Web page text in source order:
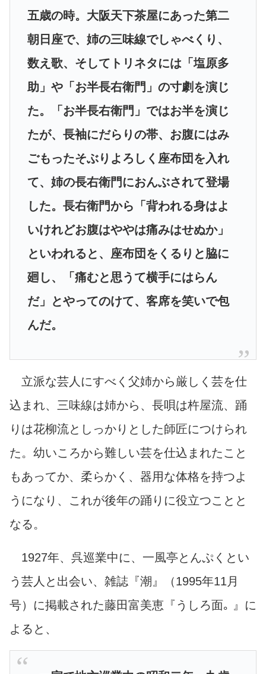
五歳の時。大阪天下茶屋にあった第二
朝日座で、姉の三味線でしゃべくり、
数え歌、そしてトリネタには「塩原多
助」や「お半長右衛門」の寸劇を演じ
た。「お半長右衛門」ではお半を演じ
たが、長袖にだらりの帯、お腹にはみ
ごもったそぶりよろしく座布団を入れ
て、姉の長右衛門におんぶされて登場
した。長右衛門から「背われる身はよ
いけれどお腹はややは痛みはせぬか」
といわれると、座布団をくるりと脇に
廻し、「痛むと思うて横手にはらん
だ」とやってのけて、客席を笑いで包
んだ。
立派な芸人にすべく父姉から厳しく芸を仕
込まれ、三味線は姉から、長唄は杵屋流、踊
りは花柳流としっかりとした師匠につけられ
た。幼いころから難しい芸を仕込まれたこと
もあってか、柔らかく、器用な体格を持つよ
うになり、これが後年の踊りに役立つことと
なる。
1927年、呉巡業中に、一風亭とんぷくとい
う芸人と出会い、雑誌『潮』（1995年11月
号）に掲載された藤田富美恵『うしろ面｡ 』に
よると、